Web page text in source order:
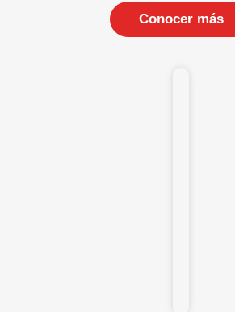
Conocer más